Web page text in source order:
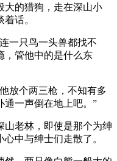
大的猎狗，走在深山小
话。
一只鸟一头兽都找不
，管他中的是什么东
放个两三枪，不知有多
通一声倒在地上吧。”
山老林，即使是那个为绅
中与绅士们走散了。